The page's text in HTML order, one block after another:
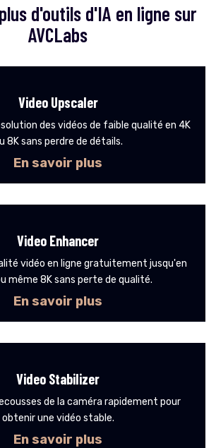
d'outils d'IA en ligne sur
AVCLabs
Video Upscaler
des vidéos de faible qualité en 4K
8K sans perdre de détails.
En savoir plus
Video Enhancer
vidéo en ligne gratuitement jusqu'en
même 8K sans perte de qualité.
En savoir plus
Video Stabilizer
de la caméra rapidement pour
obtenir une vidéo stable.
En savoir plus